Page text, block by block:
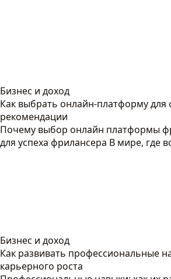
Бизнес и доход
Как выбрать онлайн-платформу для
рекомендации
Почему выбор онлайн платформы
для успеха фрилансера В мире, где
Бизнес и доход
Как развивать профессиональные
карьерного роста